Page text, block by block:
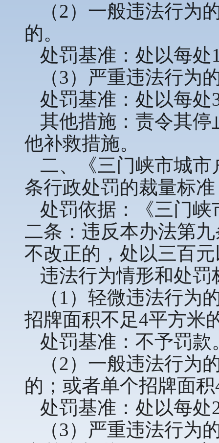
（2）一般违法行为
的。
处罚基准：处以每处
（3）严重违法行为
处罚基准：处以每处
其他措施：责令其
他补救措施。
二、《三门峡市城
条行政处罚的裁量标准
处罚依据：《三门
二条：违反本办法第
不改正的，处以三百
违法行为情形和处罚
（1）轻微违法行为
招牌面积不足4平方米
处罚基准：不予罚款
（2）一般违法行为
的；或者单个招牌面
处罚基准：处以每处
（3）严重违法行为